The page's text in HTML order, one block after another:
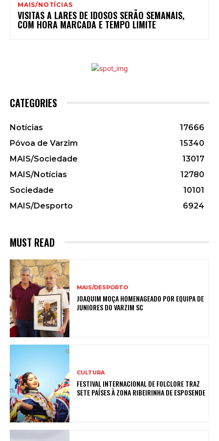
MAIS/NOTÍCIAS
VISITAS A LARES DE IDOSOS SERÃO SEMANAIS,
COM HORA MARCADA E TEMPO LIMITE
CATEGORIES
Notícias
17666
Póvoa de Varzim
15340
MAIS/Sociedade
13017
MAIS/Notícias
12780
Sociedade
10101
MAIS/Desporto
6924
MUST READ
MAIS/DESPORTO
JOAQUIM MOÇA HOMENAGEADO POR EQUIPA DE
JUNIORES DO VARZIM SC
CULTURA
FESTIVAL INTERNACIONAL DE FOLCLORE TRAZ
SETE PAÍSES À ZONA RIBEIRINHA DE ESPOSENDE